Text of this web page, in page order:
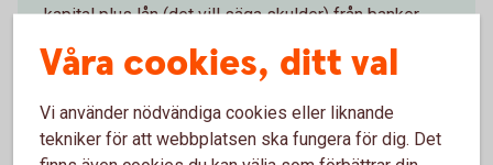
kapital plus lån (det vill säga skulder) från banker
eller andra finansiärer. En hög soliditet innebär att
bolaget kapital till en större del finansieras av eget
andel eget kapital kontra lån, innebär en större risk
för att högre räntor påverkar bolagets resultat på ett
Våra cookies, ditt val
Vi använder nödvändiga cookies eller liknande
tekniker för att webbplatsen ska fungera för dig. Det